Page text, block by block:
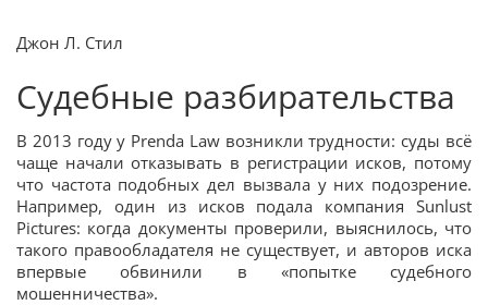
Джон Л. Стил
Судебные разбирательства
В 2013 году у Prenda Law возникли трудности: суды всё
чаще начали отказывать в регистрации исков, потому
что частота подобных дел вызвала у них подозрение.
Например, один из исков подала компания Sunlust
Pictures: когда документы проверили, выяснилось, что
такого правообладателя не существует, и авторов иска
впервые обвинили в «попытке судебного
мошенничества».